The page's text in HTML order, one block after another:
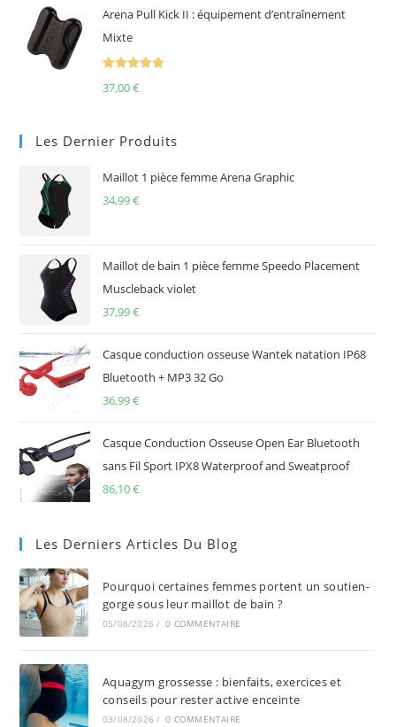
Arena Pull Kick II : équipement d’entraînement
Mixte
37,00€
Les Dernier Produits
Maillot 1 pièce femme Arena Graphic
34,99€
Maillot de bain 1 pièce femme Speedo Placement
Muscleback violet
37,99€
Casque conduction osseuse Wantek natation IP68
Bluetooth + MP3 32 Go
36,99€
Casque Conduction Osseuse Open Ear Bluetooth
sans Fil Sport IPX8 Waterproof and Sweatproof
86,10€
Les Derniers Articles Du Blog
Pourquoi certaines femmes portent un soutien-
gorge sous leur maillot de bain ?
05/08/2026 / 0 COMMENTAIRE
Aquagym grossesse : bienfaits, exercices et
conseils pour rester active enceinte
03/08/2026 / 0 COMMENTAIRE